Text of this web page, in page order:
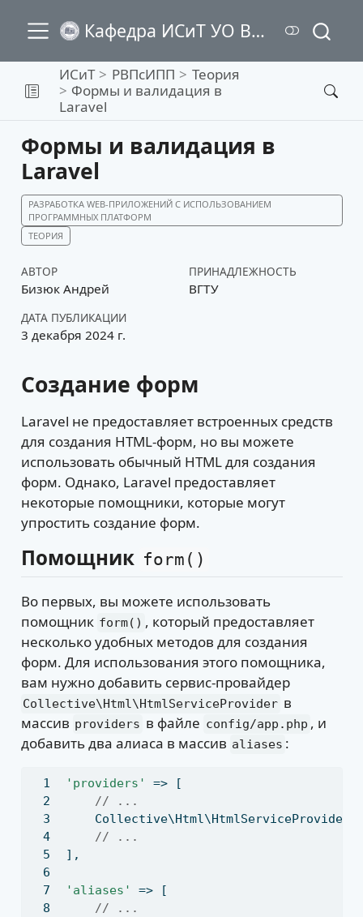
Кафедра ИСиТ УО ВГТУ
ИСиТ РВПсИПП
Теория
Формы и валидация в
Laravel
Формы и валидация в
Laravel
РАЗРАБОТКА WEB-ПРИЛОЖЕНИЙ С ИСПОЛЬЗОВАНИЕМ
ПРОГРАММНЫХ ПЛАТФОРМ
ТЕОРИЯ
АВТОР ПРИНАДЛЕЖНОСТЬ
Бизюк Андрей ВГТУ
ДАТА ПУБЛИКАЦИИ
3 декабря 2024 г.
Создание форм
Laravel не предоставляет встроенных средств
для создания HTML-форм, но вы можете
использовать обычный HTML для создания
форм. Однако, Laravel предоставляет
некоторые помощники, которые могут
упростить создание форм.
Помощник form()
Во первых, вы можете использовать
помощник form() , который предоставляет
несколько удобных методов для создания
форм. Для использования этого помощника,
вам нужно добавить сервис-провайдер
Collective\Html\HtmlServiceProvider в
массив providers в файле config/app.php , и
добавить два алиаса в массив aliases :
'providers'
=> [
// ...
// ...
] ,
'aliases'
=> [
// ...